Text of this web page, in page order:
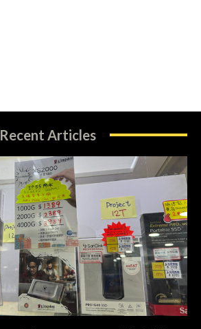
Recent Articles